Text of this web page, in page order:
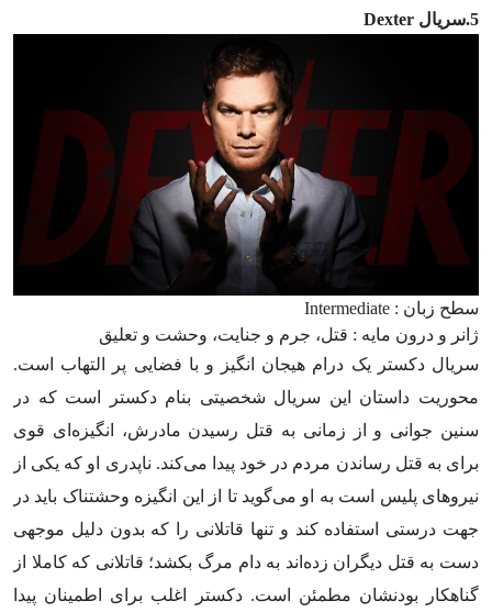
5.سریال Dexter
سطح زبان : Intermediate
ژانر و درون مایه : قتل، جرم و جنایت، وحشت و تعلیق
سریال دکستر یک درام هیجان انگیز و با فضایی پر التهاب است.
محوریت داستان این سریال شخصیتی بنام دکستر است که در
سنین جوانی و از زمانی به قتل رسیدن مادرش، انگیزه‌ای قوی
برای به قتل رساندن مردم در خود پیدا می‌کند. ناپدری او که یکی از
نیروهای پلیس است به او می‌گوید تا از این انگیزه وحشتناک باید در
جهت درستی استفاده کند و تنها قاتلانی را که بدون دلیل موجهی
دست به قتل دیگران زده‌اند به دام مرگ بکشد؛ قاتلانی که کاملا از
گناهکار بودنشان مطمئن است. دکستر اغلب برای اطمینان پیدا